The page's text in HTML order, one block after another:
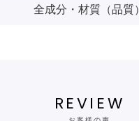
全成分・材質（品質）
REVIEW